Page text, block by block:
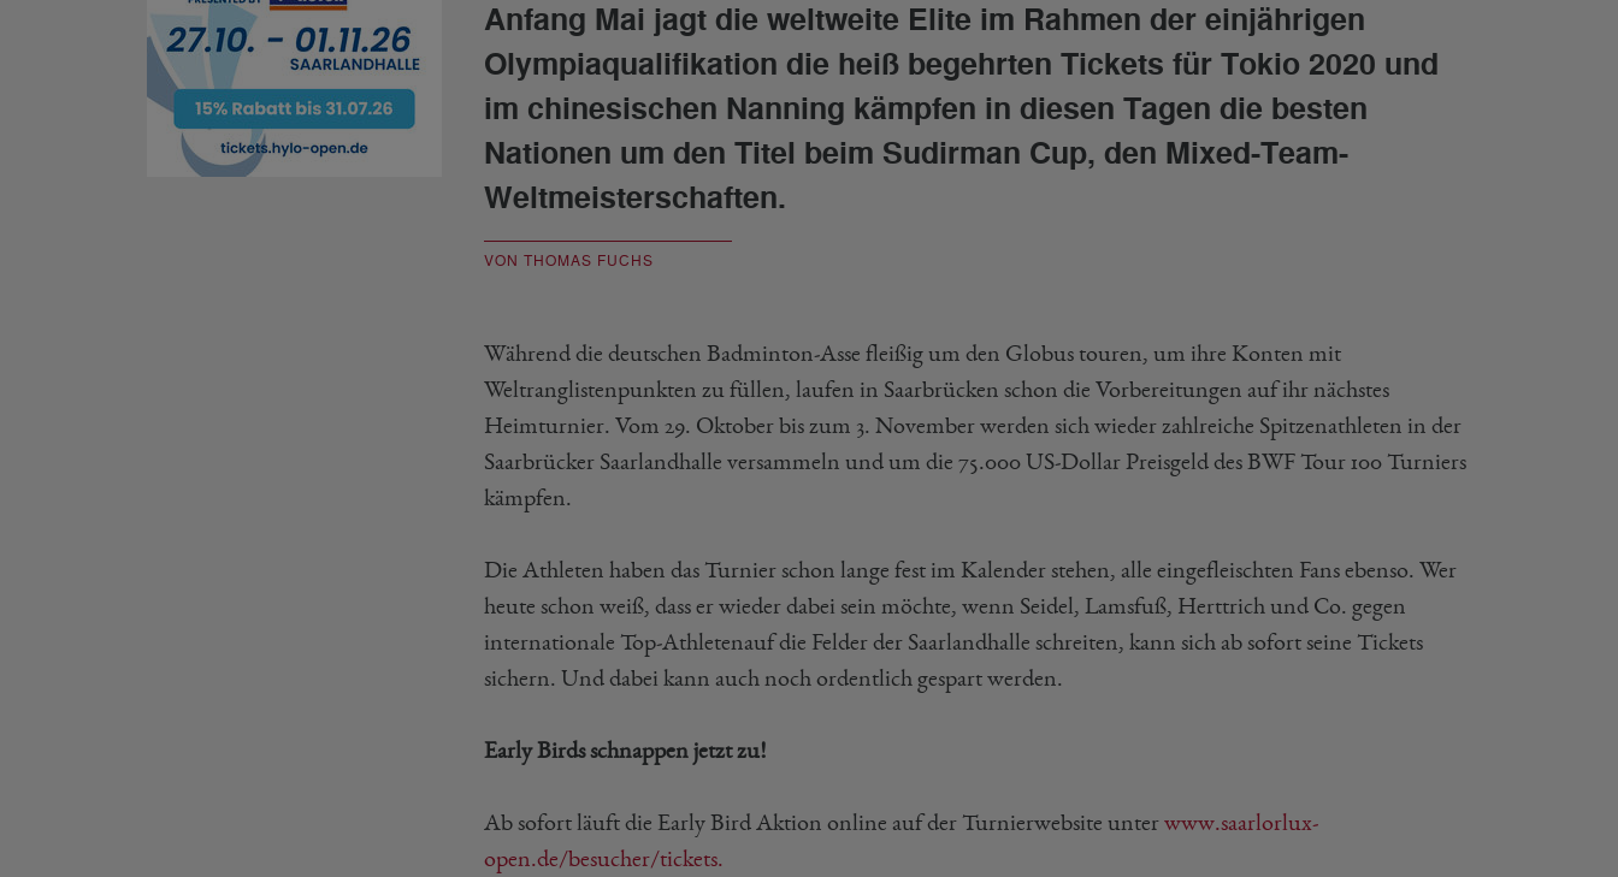
Anfang Mai jagt die weltweite Elite im Rahmen der einjährigen
Olympiaqualifikation die heiß begehrten Tickets für Tokio 2020 und
im chinesischen Nanning kämpfen in diesen Tagen die besten
Nationen um den Titel beim Sudirman Cup, den Mixed-Team-
Weltmeisterschaften.
VON THOMAS FUCHS
Während die deutschen Badminton-Asse fleißig um den Globus touren, um ihre Konten mit
Weltranglistenpunkten zu füllen, laufen in Saarbrücken schon die Vorbereitungen auf ihr nächstes
Heimturnier. Vom 29. Oktober bis zum 3. November werden sich wieder zahlreiche Spitzenathleten in der
Saarbrücker Saarlandhalle versammeln und um die 75.000 US-Dollar Preisgeld des BWF Tour 100 Turniers
kämpfen.
Die Athleten haben das Turnier schon lange fest im Kalender stehen, alle eingefleischten Fans ebenso. Wer
heute schon weiß, dass er wieder dabei sein möchte, wenn Seidel, Lamsfuß, Herttrich und Co. gegen
internationale Top-Athletenauf die Felder der Saarlandhalle schreiten, kann sich ab sofort seine Tickets
sichern. Und dabei kann auch noch ordentlich gespart werden.
Early Birds schnappen jetzt zu!
Ab sofort läuft die Early Bird Aktion online auf der Turnierwebsite unter www.saarlorlux-
open.de/besucher/tickets.